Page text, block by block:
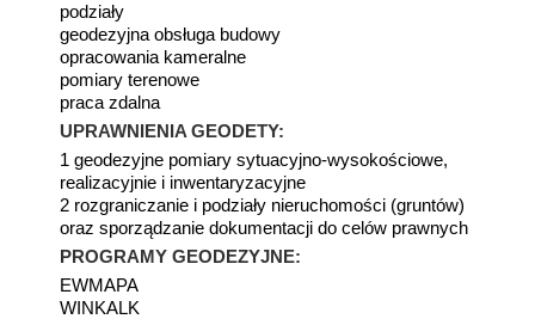
podziały
geodezyjna obsługa budowy
opracowania kameralne
pomiary terenowe
praca zdalna
UPRAWNIENIA GEODETY:
1 geodezyjne pomiary sytuacyjno-wysokościowe,
realizacyjnie i inwentaryzacyjne
2 rozgraniczanie i podziały nieruchomości (gruntów)
oraz sporządzanie dokumentacji do celów prawnych
PROGRAMY GEODEZYJNE:
EWMAPA
WINKALK